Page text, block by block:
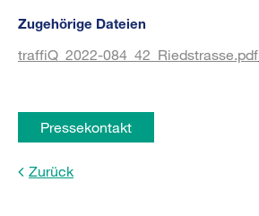
Zugehörige Dateien
traffiQ_2022-084_42_Riedstrasse.pdf
Pressekontakt
Zurück